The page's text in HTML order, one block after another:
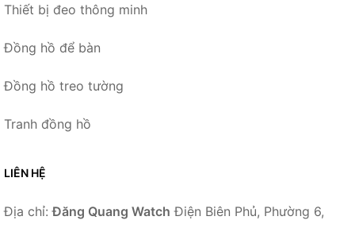
Thiết bị đeo thông minh
Đồng hồ để bàn
Đồng hồ treo tường
Tranh đồng hồ
LIÊN HỆ
Địa chỉ:Đăng Quang Watch Điện Biên Phủ, Phường 6,